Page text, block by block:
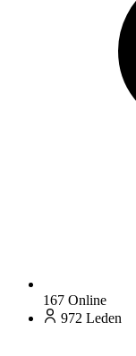
167 Online
972 Leden